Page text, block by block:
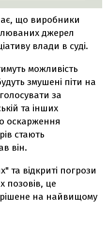
що виробники
джерел
влади в суді.
можливість
змушені піти на
за
та інших
оскарження
стають
він.
та відкриті погрози
позовів, це
на найвищому